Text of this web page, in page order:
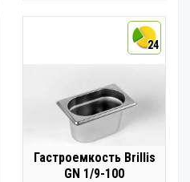
24
Гастроемкость Brillis
GN 1/9-100